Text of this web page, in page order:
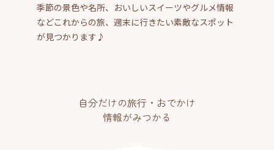
季節の景色や名所、おいしいスイーツやグルメ情報
などこれからの旅、週末に行きたい素敵なスポット
が見つかります♪
自分だけの旅行・おでかけ
情報がみつかる